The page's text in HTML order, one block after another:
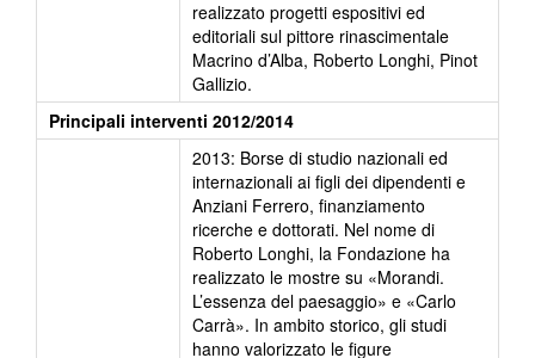
realizzato progetti espositivi ed
editoriali sul pittore rinascimentale
Macrino d’Alba, Roberto Longhi, Pinot
Gallizio.
Principali interventi 2012/2014
2013: Borse di studio nazionali ed
internazionali ai figli dei dipendenti e
Anziani Ferrero, finanziamento
ricerche e dottorati. Nel nome di
Roberto Longhi, la Fondazione ha
realizzato le mostre su «Morandi.
L’essenza del paesaggio» e «Carlo
Carrà». In ambito storico, gli studi
hanno valorizzato le figure